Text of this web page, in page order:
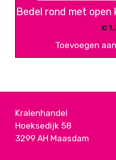
Bedel rond met open
€
Toevoegen
Kralenhandel
Hoeksedijk 58
3299 AH Maasdam